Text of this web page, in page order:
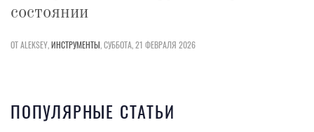
состоянии
ОТ ALEKSEY,ИНСТРУМЕНТЫ,СУББОТА, 21 ФЕВРАЛЯ 2026
ПОПУЛЯРНЫЕ СТАТЬИ